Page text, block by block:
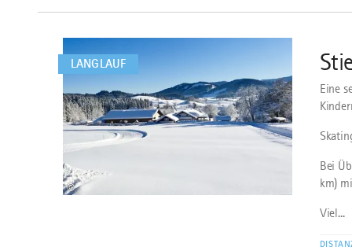
LANGLAUF
3
©
Eine
Bei
km)
Viel...